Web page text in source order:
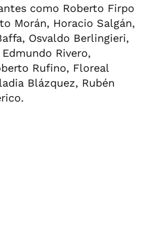
como Roberto Firpo
Morán, Horacio Salgán,
Osvaldo Berlingieri,
Rivero,
Rufino, Floreal
Blázquez, Rubén